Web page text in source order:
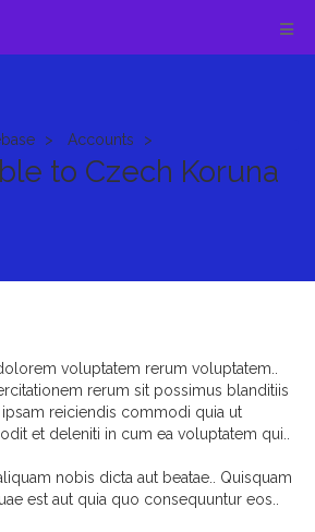
Accounts
to Czech Koruna
voluptatem rerum voluptatem..
rerum sit possimus blanditiis
ipsam reiciendis commodi quia ut
et deleniti in cum ea voluptatem qui..
nobis dicta aut beatae.. Quisquam
est aut quia quo consequuntur eos..